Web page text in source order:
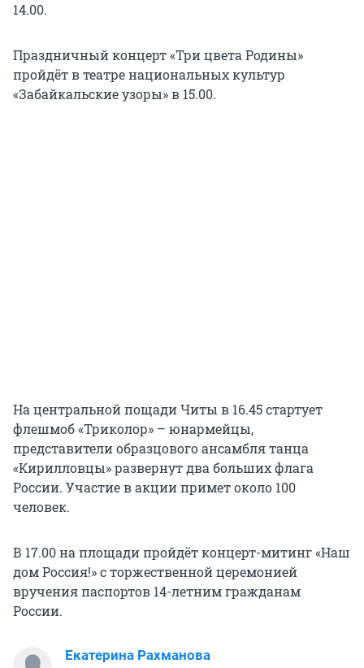
14.00.
Праздничный концерт «Три цвета Родины»
пройдёт в театре национальных культур
«Забайкальские узоры» в 15.00.
На центральной пощади Читы в 16.45 стартует
флешмоб «Триколор» – юнармейцы,
представители образцового ансамбля танца
«Кирилловцы» развернут два больших флага
России. Участие в акции примет около 100
человек.
В 17.00 на площади пройдёт концерт-митинг «Наш
дом Россия!» с торжественной церемонией
вручения паспортов 14-летним гражданам
России.
Екатерина Рахманова